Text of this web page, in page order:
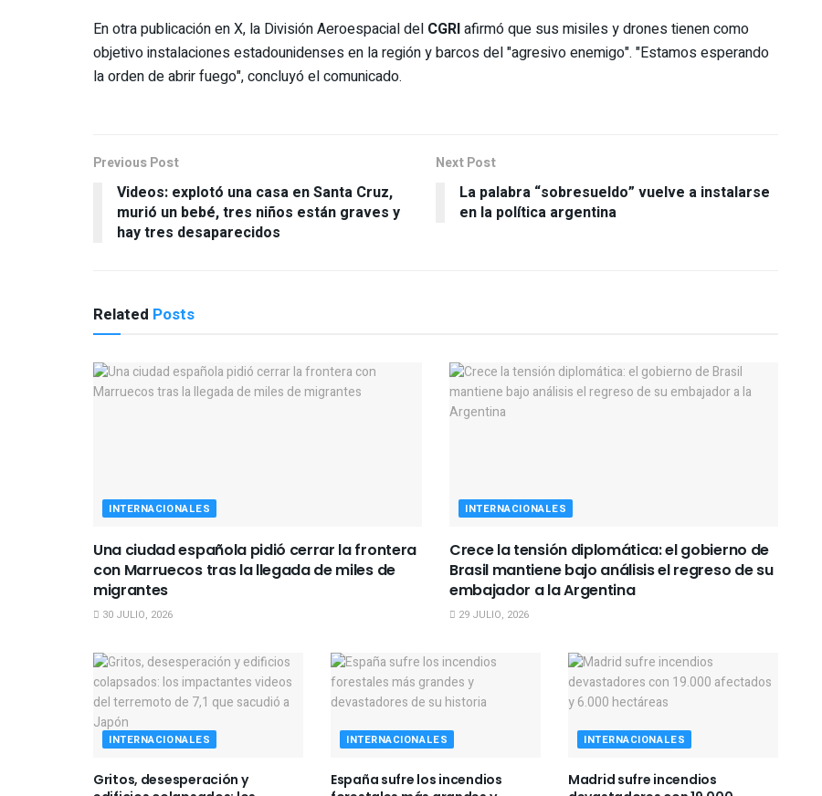
En otra publicación en X, la División Aeroespacial del CGRIafirmó que sus misiles y drones tienen como
objetivo instalaciones estadounidenses en la región y barcos del "agresivo enemigo". "Estamos esperando
la orden de abrir fuego", concluyó el comunicado.
Previous Post
Videos: explotó una casa en Santa Cruz,
murió un bebé, tres niños están graves y
hay tres desaparecidos
Next Post
La palabra “sobresueldo” vuelve a instalarse
en la política argentina
Related Posts
INTERNACIONALES
Una ciudad española pidió cerrar la frontera
con Marruecos tras la llegada de miles de
migrantes
30 JULIO, 2026
INTERNACIONALES
Crece la tensión diplomática: el gobierno de
Brasil mantiene bajo análisis el regreso de su
embajador a la Argentina
29 JULIO, 2026
INTERNACIONALES
Gritos, desesperación y
INTERNACIONALES
España sufre los incendios
INTERNACIONALES
Madrid sufre incendios